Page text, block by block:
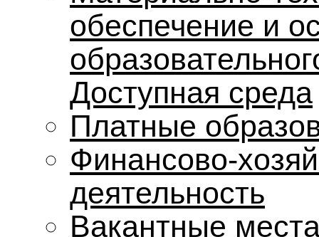
обеспечение и
Доступная среда
Платные
Финансово-
деятельность
Вакантные